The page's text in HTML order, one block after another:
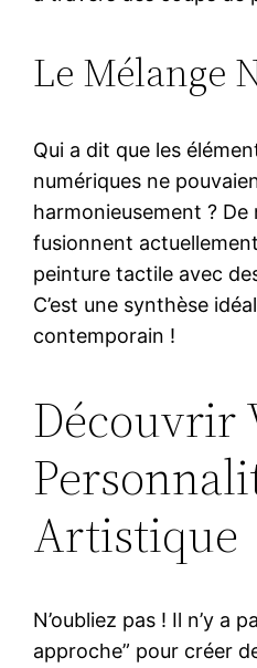
Le Mélange
Qui a dit que les
numériques ne
harmonieusement ?
fusionnent
peinture tactile avec
C’est une synthèse
contemporain !
Découvrir
Artistique
N’oubliez pas ! Il n’y a
approche” pour créer